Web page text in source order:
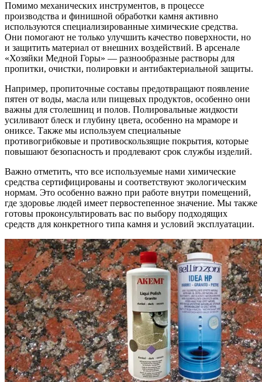
Помимо механических инструментов, в процессе
производства и финишной обработки камня активно
используются специализированные химические средства.
Они помогают не только улучшить качество поверхности, но
и защитить материал от внешних воздействий. В арсенале
«Хозяйки Медной Горы» — разнообразные растворы для
пропитки, очистки, полировки и антибактериальной защиты.
Например, пропиточные составы предотвращают появление
пятен от воды, масла или пищевых продуктов, особенно они
важны для столешниц и полов. Полировальные жидкости
усиливают блеск и глубину цвета, особенно на мраморе и
ониксе. Также мы используем специальные
противогрибковые и противоскользящие покрытия, которые
повышают безопасность и продлевают срок службы изделий.
Важно отметить, что все используемые нами химические
средства сертифицированы и соответствуют экологическим
нормам. Это особенно важно при работе внутри помещений,
где здоровье людей имеет первостепенное значение. Мы также
готовы проконсультировать вас по выбору подходящих
средств для конкретного типа камня и условий эксплуатации.